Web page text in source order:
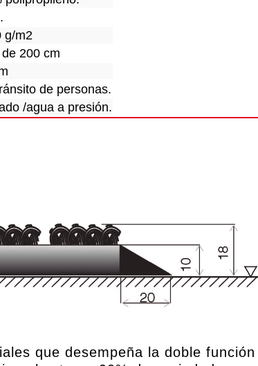
g/m2
200 cm
de personas.
/agua a presión.
que desempeña la doble